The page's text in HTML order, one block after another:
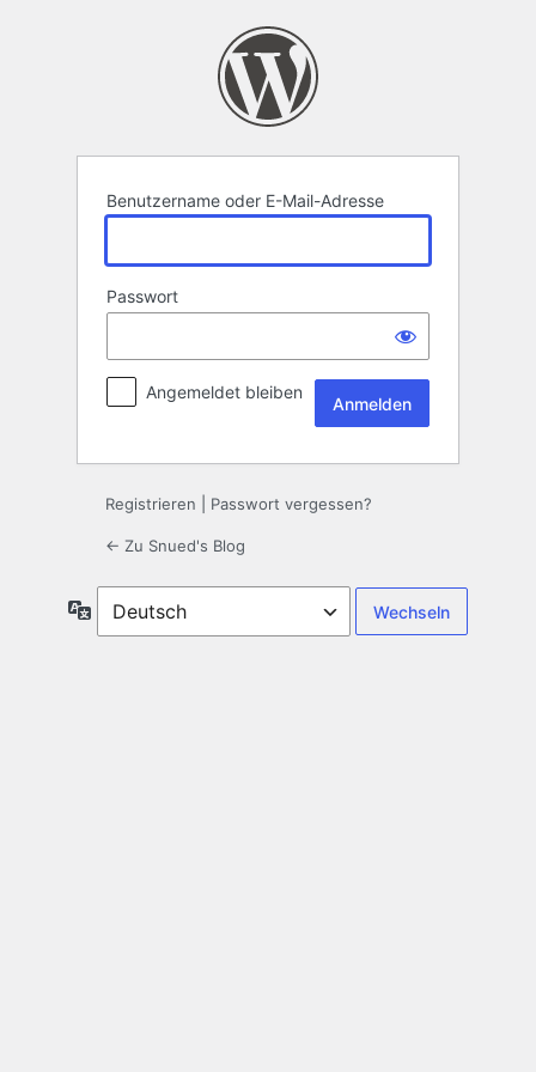
Benutzername oder E-Mail-Adresse
Passwort
Angemeldet bleiben
Registrieren Passwort vergessen?
← Zu Snued's Blog
Sprache